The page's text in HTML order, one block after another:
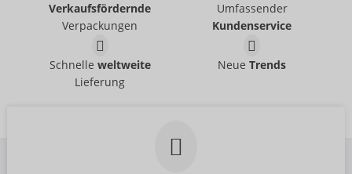
- ORION Brand
20500801001
- ORION Brand
Ohne Verkaufsverpackung
20406201000
44,95 €
Body aus Leder
- ORION Brand
Korsett aus Leder
Verkaufsfördernde
Verpackungen
Umfassender
Kundenservice
Schnelle weltweite
Lieferung
NeueTrends